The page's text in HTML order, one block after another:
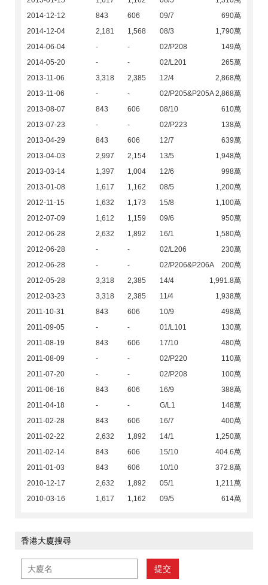
2014-12-12
843 606 09/7
690萬
2014-12-04
2,181 1,568 08/3
1,790萬
2014-06-04
- - 02/P208
149萬
2014-05-20
- - 02/L201
265萬
2013-11-06
3,318 2,385 12/4
2,868萬
2013-11-06
- - 02/P205&P205A2,868萬
2013-08-07
843 606 08/10
610萬
2013-07-23
- - 02/P223
138萬
2013-04-29
843 606 12/7
639萬
2013-04-03
2,997 2,154 13/5
1,948萬
2013-03-14
1,397 1,004 12/6
998萬
2013-01-08
1,617 1,162 08/5
1,200萬
2012-11-15
1,632 1,173 15/8
1,100萬
2012-07-09
1,612 1,159 09/6
950萬
2012-06-28
2,632 1,892 16/1
1,580萬
2012-06-28
- - 02/L206
230萬
2012-06-28
- - 02/P206&P206A
200萬
2012-05-28
3,318 2,385 14/4
1,991.8萬
2012-03-23
3,318 2,385 11/4
1,938萬
2011-10-31
843 606 10/9
498萬
2011-09-05
- - 01/L101
130萬
2011-08-19
843 606 17/10
480萬
2011-08-09
- - 02/P220
110萬
2011-07-20
- - 02/P208
100萬
2011-06-16
843 606 16/9
388萬
2011-04-18
- - G/L1
148萬
2011-02-28
843 606 16/7
400萬
2011-02-22
2,632 1,892 14/1
1,250萬
2011-02-14
843 606 15/10
404.6萬
2011-01-03
843 606 10/10
372.8萬
2010-12-17
2,632 1,892 05/1
1,211萬
2010-03-16
1,617 1,162 09/5 614萬
香港大廈搜尋
提交